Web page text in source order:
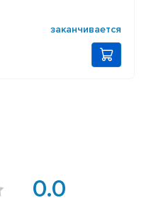
заканчивается
0.0